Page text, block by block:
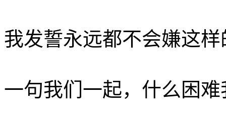
我发誓永远都不会嫌这
一句我们一起，什么困